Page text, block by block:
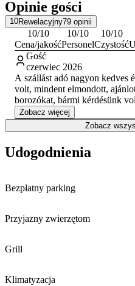
Opinie gości
10Rewelacyjny79 opinii
10/10
Cena/jakość
10/10
Personel
10/10
Czystość
Gość
czerwiec 2026
A szállást adó nagyon kedves
volt, mindent elmondott,
borozókat, bármi kérdésünk
válaszolt rá! Az apartman
volt, mindennel felszerelt!
TELJES MÉRTÉKBEN MEG
Zobacz więcej
Zobacz
Udogodnienia
Bezpłatny parking
Przyjazny zwierzętom
Grill
Klimatyzacja